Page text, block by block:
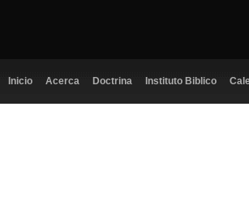
Inicio Acerca Doctrina Instituto Biblico